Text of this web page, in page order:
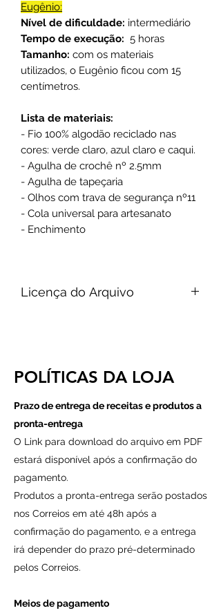
Eugênio:
Nível de dificuldade: intermediário
Tempo de execução: 5 horas
Tamanho: com os materiais
utilizados, o Eugênio ficou com 15
centímetros.
Lista de materiais:
- Fio 100% algodão reciclado nas
cores: verde claro, azul claro e caqui.
- Agulha de crochê nº 2.5mm
- Agulha de tapeçaria
- Olhos com trava de segurança nº11
- Cola universal para artesanato
- Enchimento
Licença do Arquivo
site www.ellescrochet.com.br.
Proibido o compartilhamento deste
e qualquer tipo de rede social ou de
mensagens e de maneira impressa!
O arquivo é de uso pessoal e
intransferível!
Não colabore com a pirataria!
POLÍTICAS DA LOJA
Prazo de entrega de receitas e produtos a
pronta-entrega
O Link para download do arquivo em PDF
estará disponível após a confirmação do
pagamento.
Produtos a pronta-entrega serão postados
nos Correios em até 48h após a
confirmação do pagamento, e a entrega
irá depender do prazo pré-determinado
pelos Correios.
Meios de pagamento